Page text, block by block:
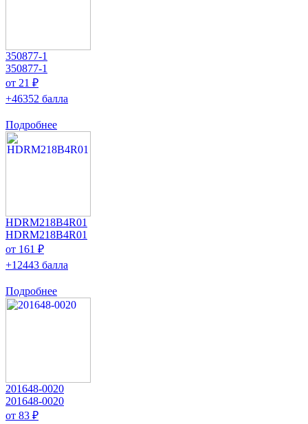
350877-1
350877-1
от 21 ₽
+46352 балла
Подробнее
HDRM218B4R01
HDRM218B4R01
от 161 ₽
+12443 балла
Подробнее
201648-0020
201648-0020
от 83 ₽